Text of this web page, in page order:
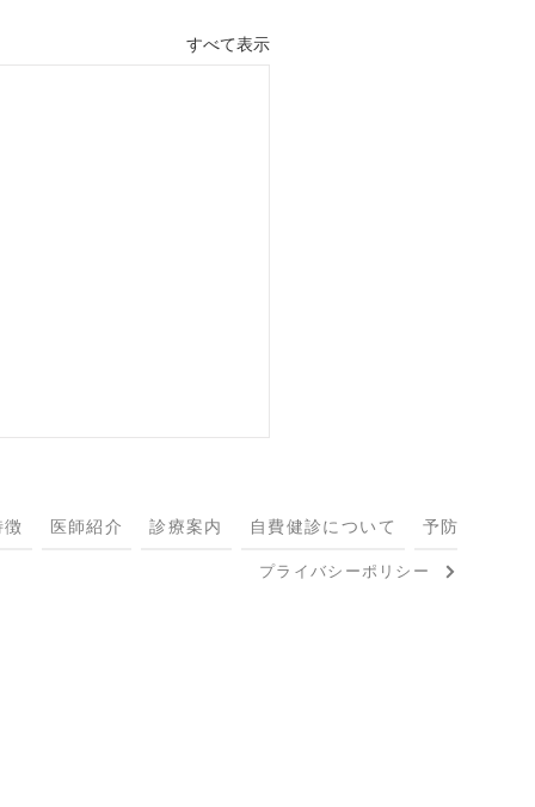
すべて表示
徴 医師紹介 診療案内 自費健診について 予防接種に
プライバシーポリシー